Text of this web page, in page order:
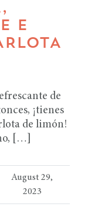
E
de
¡tienes
de limón!
[…]
August 29,
2023